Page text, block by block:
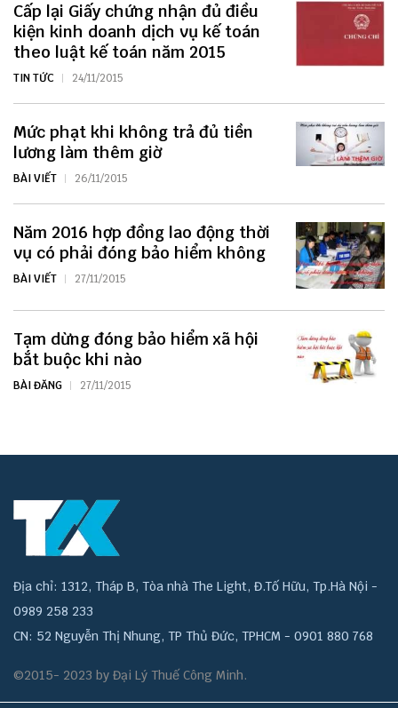
Cấp lại Giấy chứng nhận đủ điều
kiện kinh doanh dịch vụ kế toán
theo luật kế toán năm 2015
TIN TỨC 24/11/2015
Mức phạt khi không trả đủ tiền
lương làm thêm giờ
BÀI VIẾT 26/11/2015
Năm 2016 hợp đồng lao động thời
vụ có phải đóng bảo hiểm không
BÀI VIẾT 27/11/2015
Tạm dừng đóng bảo hiểm xã hội
bắt buộc khi nào
BÀI ĐĂNG 27/11/2015
Địa chỉ: 1312, Tháp B, Tòa nhà The Light, Đ.Tố Hữu, Tp.Hà Nội -
0989 258 233
CN: 52 Nguyễn Thị Nhung, TP Thủ Đức, TPHCM - 0901 880 768
©2015- 2023 by Đại Lý Thuế Công Minh.